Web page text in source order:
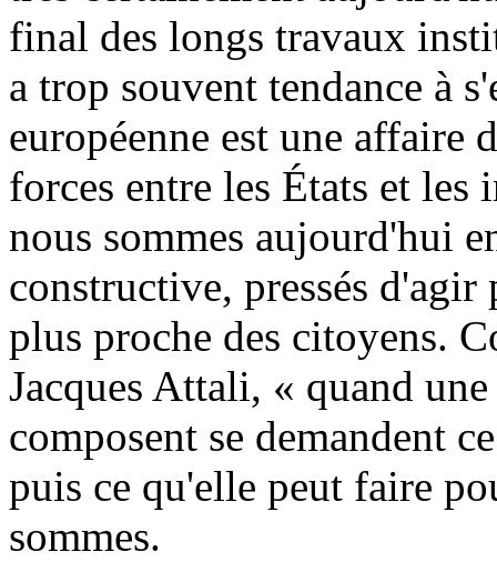
final des longs travaux
a trop souvent tendance à
européenne est une affaire
forces entre les États et
nous sommes aujourd'hui
constructive, pressés
plus proche des citoyens.
Jacques Attali, « quand
composent se demandent
puis ce qu'elle peut faire
sommes.